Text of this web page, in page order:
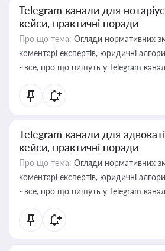
Telegram канали для
кейси, практичні поради
Про що тема: Огляди нормативних
коментарі експертів, юридичні
- все, про що пишуть у Telegram
Telegram канали для
кейси, практичні поради
Про що тема: Огляди нормативних
коментарі експертів, юридичні
- все, про що пишуть у Telegram